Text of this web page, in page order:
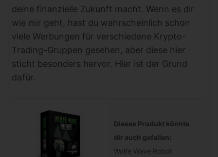
deine finanzielle Zukunft macht. Wenn es dir
wie mir geht, hast du wahrscheinlich schon
viele Werbungen für verschiedene Krypto-
Trading-Gruppen gesehen, aber diese hier
sticht besonders hervor. Hier ist der Grund
dafür.
Dieses Produkt könnte
dir auch gefallen:
Wolfe Wave Robot